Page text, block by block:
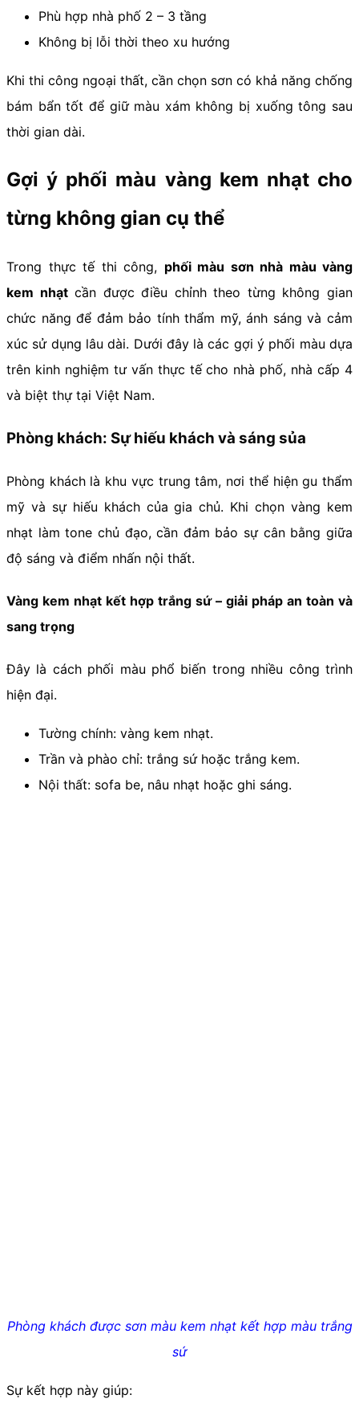
Phù hợp nhà phố 2 – 3 tầng
Không bị lỗi thời theo xu hướng
Khi thi công ngoại thất, cần chọn sơn có khả năng chống
bám bẩn tốt để giữ màu xám không bị xuống tông sau
thời gian dài.
Gợi ý phối màu vàng kem nhạt cho
từng không gian cụ thể
Trong thực tế thi công, phối màu sơn nhà màu vàng
kem nhạtcần được điều chỉnh theo từng không gian
chức năng để đảm bảo tính thẩm mỹ, ánh sáng và cảm
xúc sử dụng lâu dài. Dưới đây là các gợi ý phối màu dựa
trên kinh nghiệm tư vấn thực tế cho nhà phố, nhà cấp 4
và biệt thự tại Việt Nam.
Phòng khách: Sự hiếu khách và sáng sủa
Phòng khách là khu vực trung tâm, nơi thể hiện gu thẩm
mỹ và sự hiếu khách của gia chủ. Khi chọn vàng kem
nhạt làm tone chủ đạo, cần đảm bảo sự cân bằng giữa
độ sáng và điểm nhấn nội thất.
Vàng kem nhạt kết hợp trắng sứ – giải pháp an toàn và
sang trọng
Đây là cách phối màu phổ biến trong nhiều công trình
hiện đại.
Tường chính: vàng kem nhạt.
Trần và phào chỉ: trắng sứ hoặc trắng kem.
Nội thất: sofa be, nâu nhạt hoặc ghi sáng.
Phòng khách được sơn màu kem nhạt kết hợp màu trắng
sứ
Sự kết hợp này giúp: